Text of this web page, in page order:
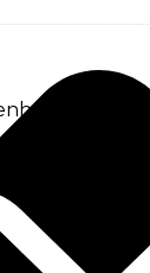
produto